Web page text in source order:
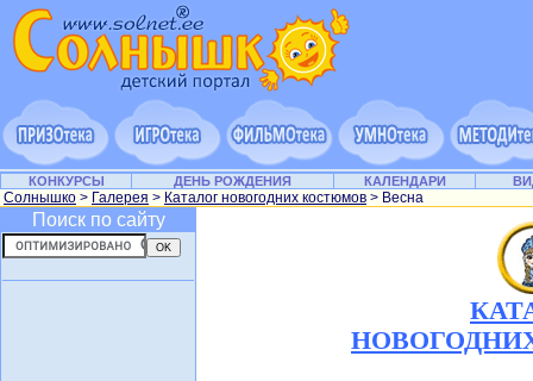
КОНКУРСЫ ДЕНЬ РОЖДЕНИЯ КАЛЕНДАРИ
Солнышко > Галерея > Каталог новогодних костюмов > Весна
Поиск по сайту